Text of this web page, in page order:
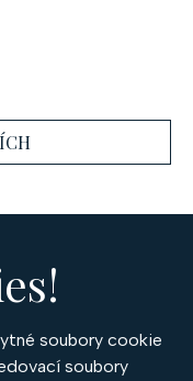
soubory cookie
soubory